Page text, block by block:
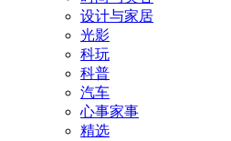
设计与家居
光影
科玩
科普
汽车
心事家事
精选